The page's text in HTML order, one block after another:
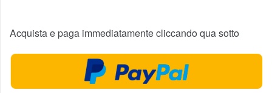
Acquista e paga immediatamente cliccando qua sotto